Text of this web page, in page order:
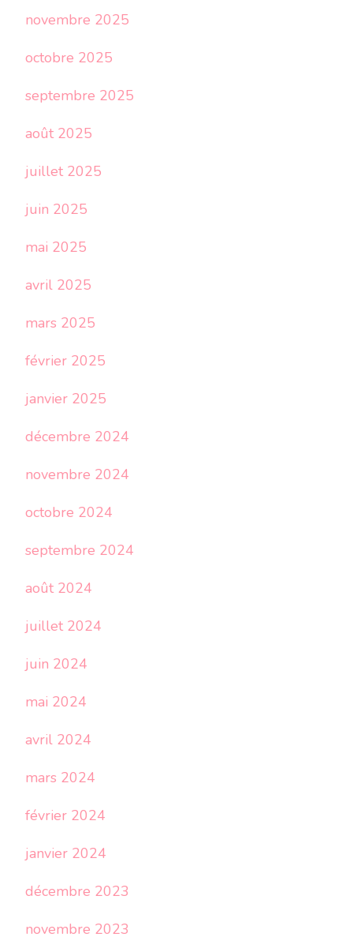
novembre 2025
octobre 2025
septembre 2025
août 2025
juillet 2025
juin 2025
mai 2025
avril 2025
mars 2025
février 2025
janvier 2025
décembre 2024
novembre 2024
octobre 2024
septembre 2024
août 2024
juillet 2024
juin 2024
mai 2024
avril 2024
mars 2024
février 2024
janvier 2024
décembre 2023
novembre 2023